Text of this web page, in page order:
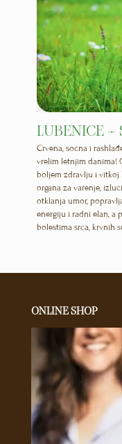
LUBENICE –
Crvena, sočna i
vrelim letnjim danima!
boljem zdravlju i vitkoj
organa za varenje,
otklanja umor,
energiju i radni elan, a
bolestima srca, krvnih
ONLINE SHOP